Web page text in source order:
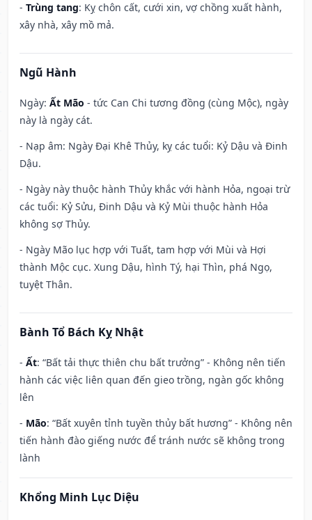
- Trùng tang: Kỵ chôn cất, cưới xin, vợ chồng xuất hành,
xây nhà, xây mồ mả.
Ngũ Hành
Ngày: Ất Mão - tức Can Chi tương đồng (cùng Mộc), ngày
này là ngày cát.
- Nạp âm: Ngày Đại Khê Thủy, kỵ các tuổi: Kỷ Dậu và Đinh
Dậu.
- Ngày này thuộc hành Thủy khắc với hành Hỏa, ngoại trừ
các tuổi: Kỷ Sửu, Đinh Dậu và Kỷ Mùi thuộc hành Hỏa
không sợ Thủy.
- Ngày Mão lục hợp với Tuất, tam hợp với Mùi và Hợi
thành Mộc cục. Xung Dậu, hình Tý, hại Thìn, phá Ngọ,
tuyệt Thân.
Bành Tổ Bách Kỵ Nhật
- Ất: “Bất tải thực thiên chu bất trưởng” - Không nên tiến
hành các việc liên quan đến gieo trồng, ngàn gốc không
lên
- Mão: “Bất xuyên tỉnh tuyền thủy bất hương” - Không nên
tiến hành đào giếng nước để tránh nước sẽ không trong
lành
Khổng Minh Lục Diệu